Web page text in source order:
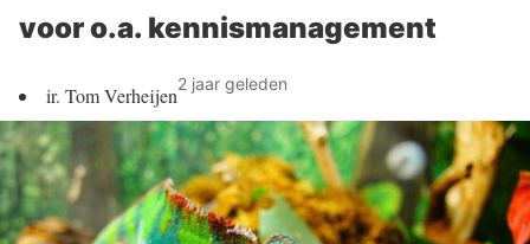
voor o.a. kennismanagement
ir. Tom Verheijen2 jaar geleden